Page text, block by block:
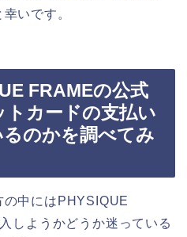
いです。
FRAMEの公式
カードの支払い
のかを調べてみ
の中にはPHYSIQUE
しようかどうか迷っている